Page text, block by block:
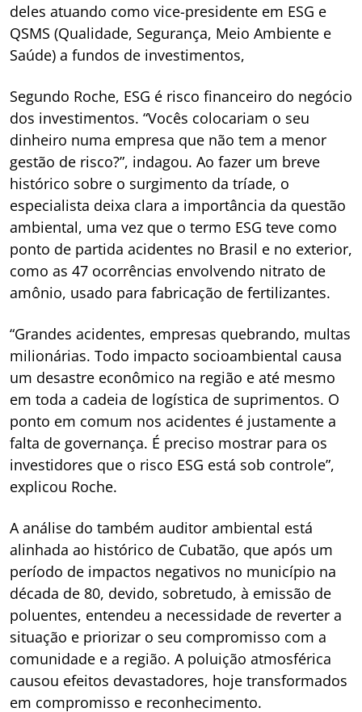
deles atuando como vice-presidente em ESG e
QSMS (Qualidade, Segurança, Meio Ambiente e
Saúde) a fundos de investimentos,
Segundo Roche, ESG é risco financeiro do negócio
dos investimentos. “Vocês colocariam o seu
dinheiro numa empresa que não tem a menor
gestão de risco?”, indagou. Ao fazer um breve
histórico sobre o surgimento da tríade, o
especialista deixa clara a importância da questão
ambiental, uma vez que o termo ESG teve como
ponto de partida acidentes no Brasil e no exterior,
como as 47 ocorrências envolvendo nitrato de
amônio, usado para fabricação de fertilizantes.
“Grandes acidentes, empresas quebrando, multas
milionárias. Todo impacto socioambiental causa
um desastre econômico na região e até mesmo
em toda a cadeia de logística de suprimentos. O
ponto em comum nos acidentes é justamente a
falta de governança. É preciso mostrar para os
investidores que o risco ESG está sob controle”,
explicou Roche.
A análise do também auditor ambiental está
alinhada ao histórico de Cubatão, que após um
período de impactos negativos no município na
década de 80, devido, sobretudo, à emissão de
poluentes, entendeu a necessidade de reverter a
situação e priorizar o seu compromisso com a
comunidade e a região. A poluição atmosférica
causou efeitos devastadores, hoje transformados
em compromisso e reconhecimento.